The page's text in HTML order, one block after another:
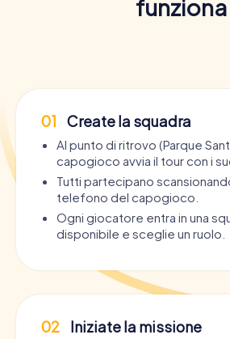
funziona
01 Create la squadra
Al punto di ritrovo (Parque
capogioco avvia il tour con i
Tutti partecipano
telefono del capogioco.
Ogni giocatore entra in una
disponibile e sceglie un ruolo.
02 Iniziate la missione